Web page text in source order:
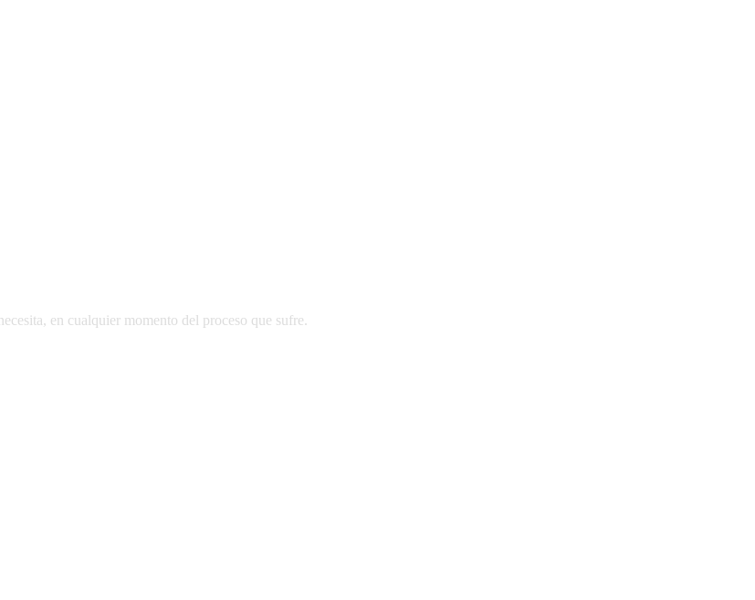
en cualquier momento del proceso que sufre.